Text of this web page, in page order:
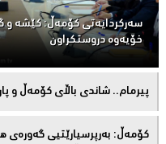
سەركردایەتی كۆمەڵ: كێشە و
خۆیەوە دروستكراون
پیرمام.. شاندی باڵای كۆمه‌ڵ و
كۆمەڵ: بەرپرسیارێتیی گەورەی